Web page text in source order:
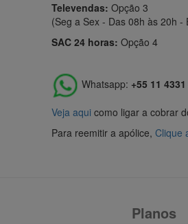
Televendas: Opção 3
(Seg a Sex - Das 08h às 20h -
SAC 24 horas: Opção 4
Whatsapp: +55 11
Veja aqui como ligar a cobrar
Para reemitir a apólice, Clique
Planos